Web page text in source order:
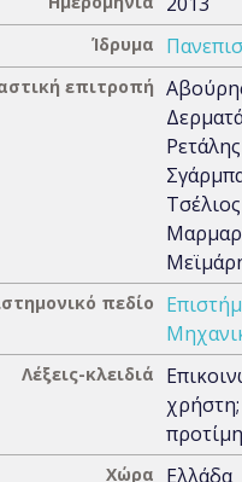
Ίδρυμα
επιτροπή
πεδίο
Λέξεις-κλειδιά
Χώρα Ελλάδα